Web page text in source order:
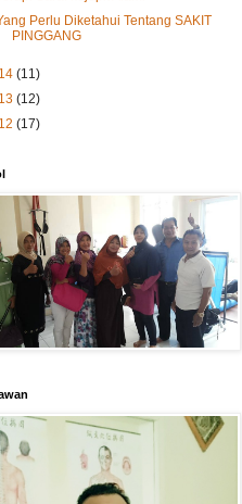
Perlu Diketahui Tentang SAKIT
PINGGANG
(11)
(12)
(17)